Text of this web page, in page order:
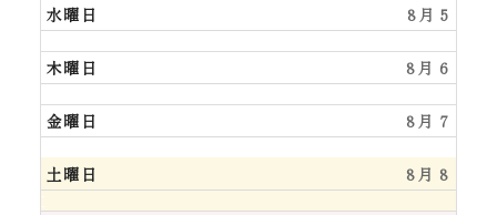
水曜日 8月 5
木曜日 8月 6
金曜日 8月 7
土曜日 8月 8